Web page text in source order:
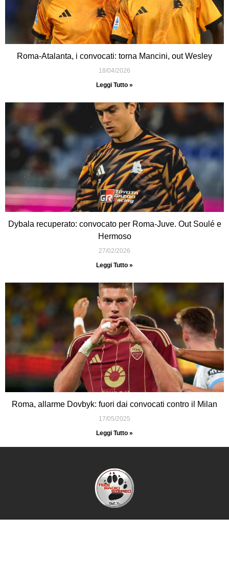
Roma-Atalanta, i convocati: torna Mancini, out Wesley
18/04/2026
Leggi Tutto »
Dybala recuperato: convocato per Roma-Juve. Out Soulé e
Hermoso
27/02/2026
Leggi Tutto »
Roma, allarme Dovbyk: fuori dai convocati contro il Milan
17/05/2025
Leggi Tutto »